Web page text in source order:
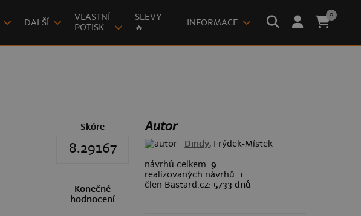
DALŠÍ
VLASTNÍ
POTISK
SLEVY
🔥
INFORMACE
0
Skóre
8.29167
Konečné
hodnocení
Autor
Dindy, Frýdek-Místek
návrhů celkem: 9
realizovaných návrhů: 1
člen Bastard.cz: 5733 dnů